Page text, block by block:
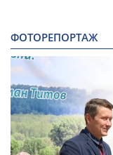
ФОТОРЕПОРТАЖ